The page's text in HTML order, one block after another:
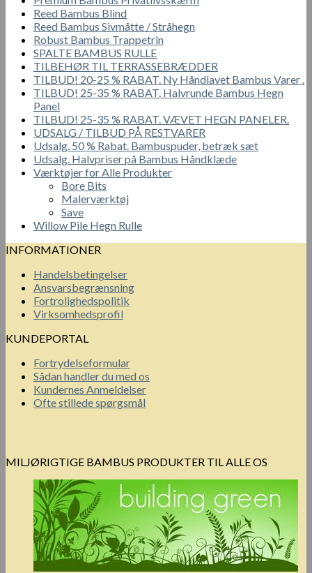
Reed Bambus Blind
Reed Bambus Sivmåtte / Stråhegn
Robust Bambus Trappetrin
SPALTE BAMBUS RULLE
TILBEHØR TIL TERRASSEBRÆDDER
TILBUD! 20-25 % RABAT. Ny Håndlavet Bambus Varer .
TILBUD! 25-35 % RABAT. Halvrunde Bambus Hegn
Panel
TILBUD! 25-35 % RABAT. VÆVET HEGN PANELER.
UDSALG / TILBUD PÅ RESTVARER
Udsalg. 50 % Rabat. Bambuspuder, betræk sæt
Udsalg. Halvpriser på Bambus Håndklæde
Værktøjer for Alle Produkter
Bore Bits
Malerværktøj
Save
Willow Pile Hegn Rulle
INFORMATIONER
Handelsbetingelser
Ansvarsbegrænsning
Fortrolighedspolitik
Virksomhedsprofil
KUNDEPORTAL
Fortrydelseformular
Sådan handler du med os
Kundernes Anmeldelser
Ofte stillede spørgsmål
MILJØRIGTIGE BAMBUS PRODUKTER TIL ALLE OS